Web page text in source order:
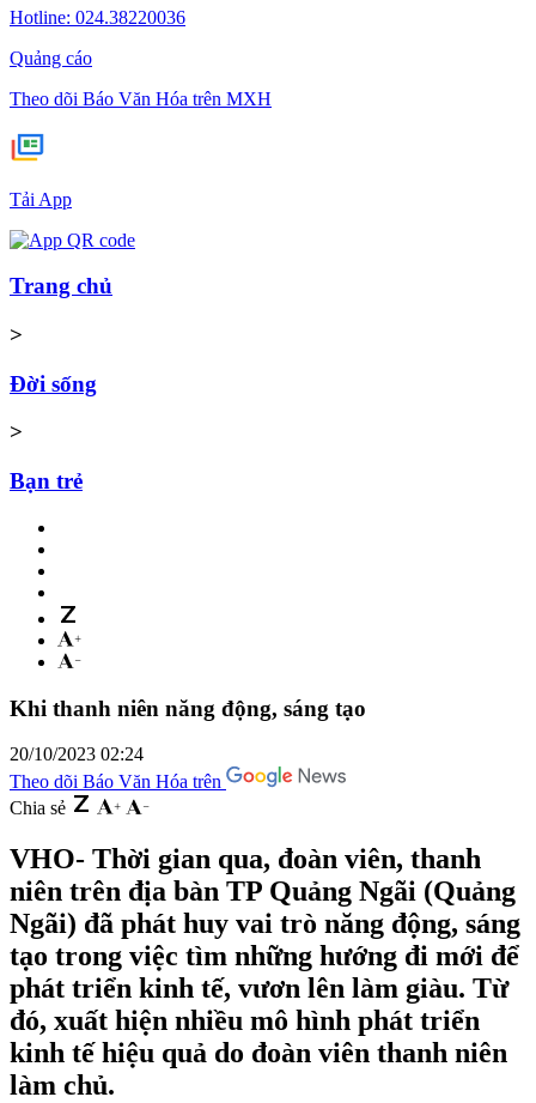
Hotline: 024.38220036
Quảng cáo
Theo dõi Báo Văn Hóa trên MXH
Tải App
Trang chủ
>
Đời sống
>
Bạn trẻ
Khi thanh niên năng động, sáng tạo
20/10/2023 02:24
Theo dõi Báo Văn Hóa trên
Chia sẻ
VHO- Thời gian qua, đoàn viên, thanh
niên trên địa bàn TP Quảng Ngãi (Quảng
Ngãi) đã phát huy vai trò năng động, sáng
tạo trong việc tìm những hướng đi mới để
phát triển kinh tế, vươn lên làm giàu. Từ
đó, xuất hiện nhiều mô hình phát triển
kinh tế hiệu quả do đoàn viên thanh niên
làm chủ.